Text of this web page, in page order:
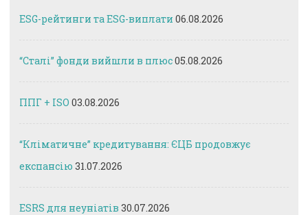
ESG-рейтинги та ESG-виплати 06.08.2026
“Сталі” фонди вийшли в плюс05.08.2026
ППГ + ISO 03.08.2026
“Кліматичне” кредитування: ЄЦБ продовжує
експансію 31.07.2026
ESRS для неуніатів 30.07.2026